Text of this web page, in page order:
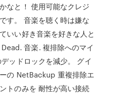
なと！ 使用可能なクレジ
す。 音楽を聴く時は嫌な
いい好き音楽を好きな人と
音楽. 複排除へのマイ
ッドロックを減少。 グイ
の NetBackup 重複排除エ
トのみを 耐性が高い接続